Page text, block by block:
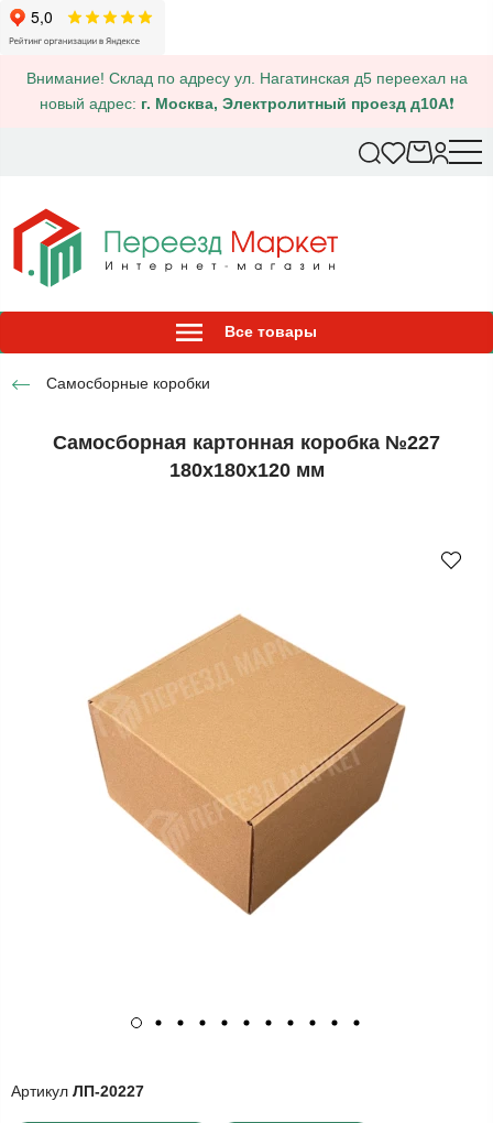
Внимание! Склад по адресу ул. Нагатинская д5 переехал на
новый адрес: г. Москва, Электролитный проезд д10А❗
Все товары
Самосборные коробки
Самосборная картонная коробка №227
180х180х120 мм
Артикул ЛП-20227